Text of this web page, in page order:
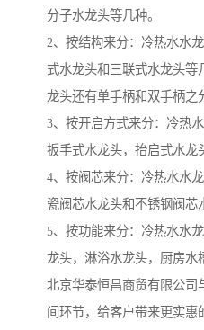
分子水龙头等几种。
2、按结构来分：冷热水水
式水龙头和三联式水龙头等
龙头还有单手柄和双手柄之
3、按开启方式来分：冷热
扳手式水龙头，抬启式水龙
4、按阀芯来分：冷热水水
瓷阀芯水龙头和不锈钢阀芯
5、按功能来分：冷热水水
龙头，淋浴水龙头，厨房水
北京华泰恒昌商贸有限公司
间环节，给客户带来更实惠